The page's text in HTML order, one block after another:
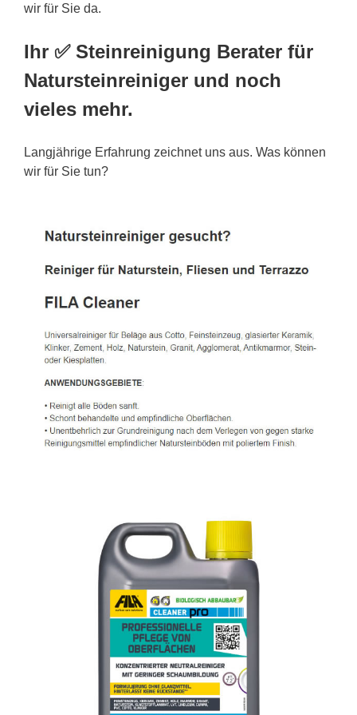
wir für Sie da.
Ihr ✅ Steinreinigung Berater für
Natursteinreiniger und noch
vieles mehr.
Langjährige Erfahrung zeichnet uns aus. Was können
wir für Sie tun?